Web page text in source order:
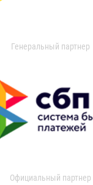
Генеральный партнер
Официальный партнер